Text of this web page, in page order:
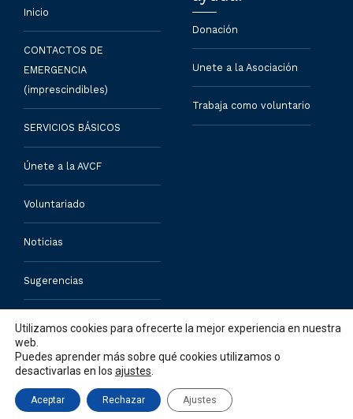
Inicio
CONTACTOS DE
EMERGENCIA
(imprescindibles)
SERVICIOS BÁSICOS
Únete a la AVCF
Voluntariado
Noticias
Sugerencias
Donación
Unete a la Asociación
Trabaja como voluntario
Utilizamos cookies para ofrecerte la mejor experiencia en nuestra
web.
Puedes aprender más sobre qué cookies utilizamos o
desactivarlas en los ajustes
Aceptar Rechazar Ajustes